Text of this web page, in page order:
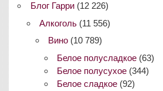
Блог Гарри(12 226)
Алкоголь(11 556)
Вино(10 789)
Белое полусладкое (63)
Белое полусухое (344)
Белое сладкое (92)